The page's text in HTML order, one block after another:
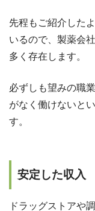
先程もご紹介した
いるので、製薬会
多く存在します。
必ずしも望みの職
がなく働けないと
す。
安定した収入
ドラッグストアや